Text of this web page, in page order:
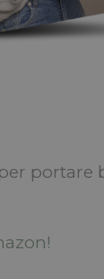
portare